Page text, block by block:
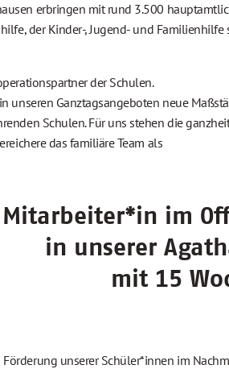
erbringen mit rund 3.500
der Kinder-, Jugend- und
der Schulen.
unseren Ganztagsangeboten neue
Schulen. Für uns stehen die
das familiäre Team als
Mitarbeiter*in im
in unserer
mit 15
unserer Schüler*innen im